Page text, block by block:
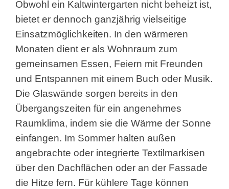
Obwohl ein Kaltwintergarten nicht beheizt ist,
bietet er dennoch ganzjährig vielseitige
Einsatzmöglichkeiten. In den wärmeren
Monaten dient er als Wohnraum zum
gemeinsamen Essen, Feiern mit Freunden
und Entspannen mit einem Buch oder Musik.
Die Glaswände sorgen bereits in den
Übergangszeiten für ein angenehmes
Raumklima, indem sie die Wärme der Sonne
einfangen. Im Sommer halten außen
angebrachte oder integrierte Textilmarkisen
über den Dachflächen oder an der Fassade
die Hitze fern. Für kühlere Tage können